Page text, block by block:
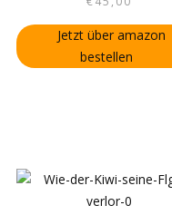
Jetzt über amazon
bestellen